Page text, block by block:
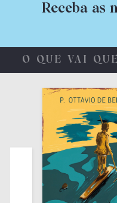
Receba as
O QUE VAI